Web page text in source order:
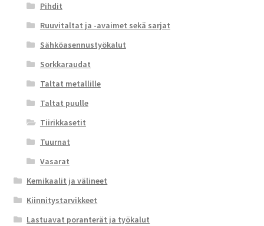
Pihdit
Ruuvitaltat ja -avaimet sekä sarjat
Sähköasennustyökalut
Sorkkaraudat
Taltat metallille
Taltat puulle
Tiirikkasetit
Tuurnat
Vasarat
Kemikaalit ja välineet
Kiinnitystarvikkeet
Lastuavat poranterät ja työkalut